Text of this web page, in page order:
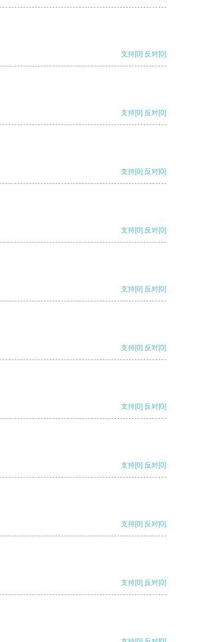
支持[0] 反对[0]
支持[0] 反对[0]
支持[0] 反对[0]
支持[0] 反对[0]
支持[0] 反对[0]
支持[0] 反对[0]
支持[0] 反对[0]
支持[0] 反对[0]
支持[0] 反对[0]
支持[0] 反对[0]